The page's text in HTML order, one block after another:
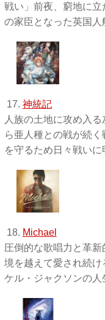
戦い」前夜、窮地に
の家臣となった英国
17. 神統記
人族の土地に攻め入
ら亜人種との戦が続
を守るため日々戦い
18. Michael
圧倒的な歌唱力と革
境を越えて愛され続
ケル・ジャクソンの